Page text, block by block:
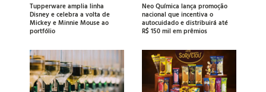
Tupperware amplia linha
Disney e celebra a volta de
Mickey e Minnie Mouse ao
portfólio
Neo Química lança promoção
nacional que incentiva o
autocuidado e distribuirá até
R$ 150 mil em prêmios